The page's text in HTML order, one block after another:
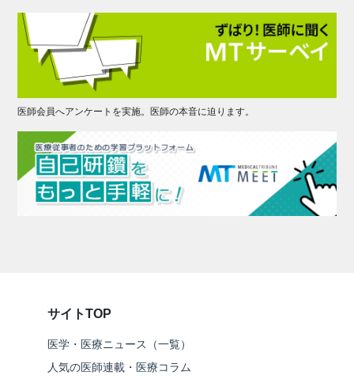
医師会員へアンケートを実施。医師の本音に迫ります。
サイトTOP
医学・医療ニュース（一覧）
人気の医師連載・医療コラム